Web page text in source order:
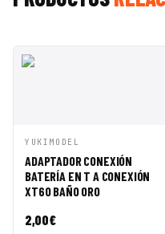
VISTA
RÁPIDA
CESTA
YUKIMODEL
ADAPTADOR CONEXIÓN
BATERÍA EN T A CONEXIÓN
XT60 BAÑO ORO
2,00€